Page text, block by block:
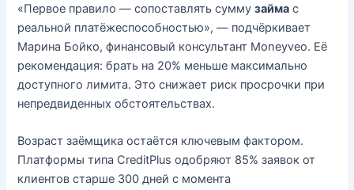
«Первое правило — сопоставлять суммузайма с
реальной платёжеспособностью», — подчёркивает
Марина Бойко, финансовый консультант Moneyveo. Её
рекомендация: брать на 20% меньше максимально
доступного лимита. Это снижает риск просрочки при
непредвиденных обстоятельствах.
Возраст заёмщика остаётся ключевым фактором.
Платформы типа CreditPlus одобряют 85% заявок от
клиентов старше 300 дней с момента